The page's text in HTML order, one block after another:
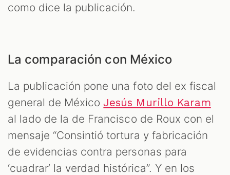
como dice la publicación.
La comparación con México
La publicación pone una foto del ex fiscal
general de México Jesús Murillo Karam
al lado de la de Francisco de Roux con el
mensaje “Consintió tortura y fabricación
de evidencias contra personas para
‘cuadrar’ la verdad histórica”. Y en los